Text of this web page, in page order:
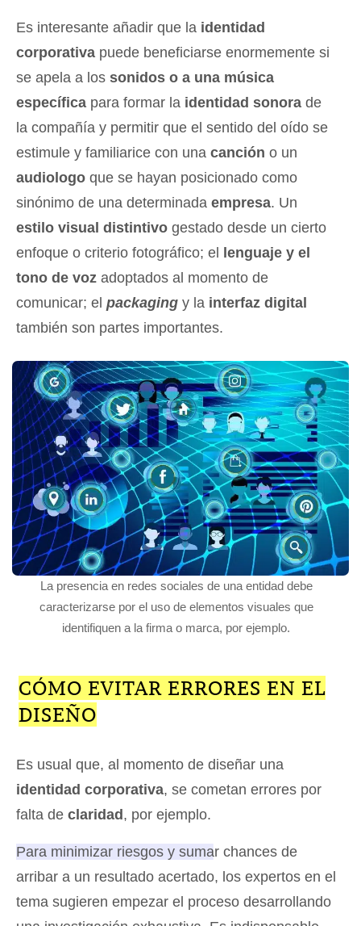
Es interesante añadir que la identidad
corporativa puede beneficiarse enormemente si
se apela a los sonidos o a una música
específica para formar la identidad sonora de
la compañía y permitir que el sentido del oído se
estimule y familiarice con una canción o un
audiologo que se hayan posicionado como
sinónimo de una determinada empresa. Un
estilo visual distintivo gestado desde un cierto
enfoque o criterio fotográfico; el
lenguaje y el
tono de voz adoptados al momento de
comunicar; el packaging y la interfaz digital
también son partes importantes.
La presencia en redes sociales de una entidad debe
caracterizarse por el uso de elementos visuales que
identifiquen a la firma o marca, por ejemplo.
CÓMO EVITAR ERRORES EN EL
DISEÑO
Es usual que, al momento de diseñar una
identidad corporativa, se cometan errores por
falta de claridad, por ejemplo.
Para minimizar riesgos y sumar chances de
arribar a un resultado acertado, los expertos en el
tema sugieren empezar el proceso desarrollando